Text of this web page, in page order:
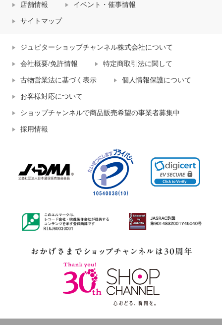
店舗情報 イベント・催事情報
サイトマップ
ジュピターショップチャンネル株式会社について
会社概要/免許情報 特定商取引法に関して
古物営業法に基づく表示 個人情報保護について
お客様対応について
ショップチャンネルで商品販売希望の事業者募集中
採用情報